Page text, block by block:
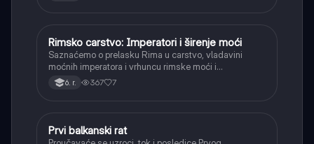
Istorija
Rimsko carstvo: Imperatori i širenje moći
Saznaćemo o prelasku Rima u carstvo, vladavini
moćnih imperatora i vrhuncu rimske moći i
teritorijalnog širenja.
6. r. 367 7
Istorija
Prvi balkanski rat